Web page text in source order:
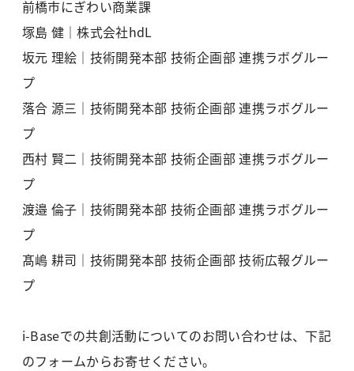
前橋市にぎわい商業課
塚島 健｜株式会社hdL
坂元 理絵｜技術開発本部 技術企画部 連携ラボグルー
プ
落合 源三｜技術開発本部 技術企画部 連携ラボグルー
プ
西村 賢二｜技術開発本部 技術企画部 連携ラボグルー
プ
渡邉 倫子｜技術開発本部 技術企画部 連携ラボグルー
プ
髙嶋 耕司｜技術開発本部 技術企画部 技術広報グルー
プ
i-Baseでの共創活動についてのお問い合わせは、下記
のフォームからお寄せください。